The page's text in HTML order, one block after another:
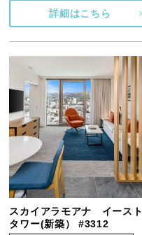
詳細はこちら
スカイアラモアナ イースト
タワー(新築） #3312